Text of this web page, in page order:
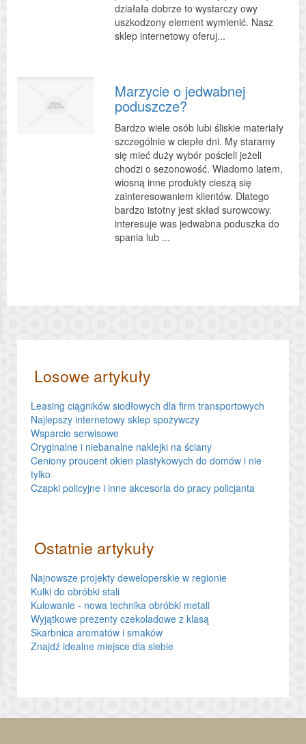
działała dobrze to wystarczy owy
uszkodzony element wymienić. Nasz
sklep internetowy oferuj...
Marzycie o jedwabnej
poduszcze?
Bardzo wiele osób lubi śliskie materiały
szczególnie w ciepłe dni. My staramy
się mieć duży wybór pościeli jeżeli
chodzi o sezonowość. Wiadomo latem,
wiosną inne produkty cieszą się
zainteresowaniem klientów. Dlatego
bardzo istotny jest skład surowcowy.
interesuje was jedwabna poduszka do
spania lub ...
Losowe artykuły
Leasing ciągników siodłowych dla firm transportowych
Najlepszy internetowy sklep spożywczy
Wsparcie serwisowe
Oryginalne i niebanalne naklejki na ściany
Ceniony proucent okien plastykowych do domów i nie
tylko
Czapki policyjne i inne akcesoria do pracy policjanta
Ostatnie artykuły
Najnowsze projekty deweloperskie w regionie
Kulki do obróbki stali
Kulowanie - nowa technika obróbki metali
Wyjątkowe prezenty czekoladowe z klasą
Skarbnica aromatów i smaków
Znajdź idealne miejsce dla siebie